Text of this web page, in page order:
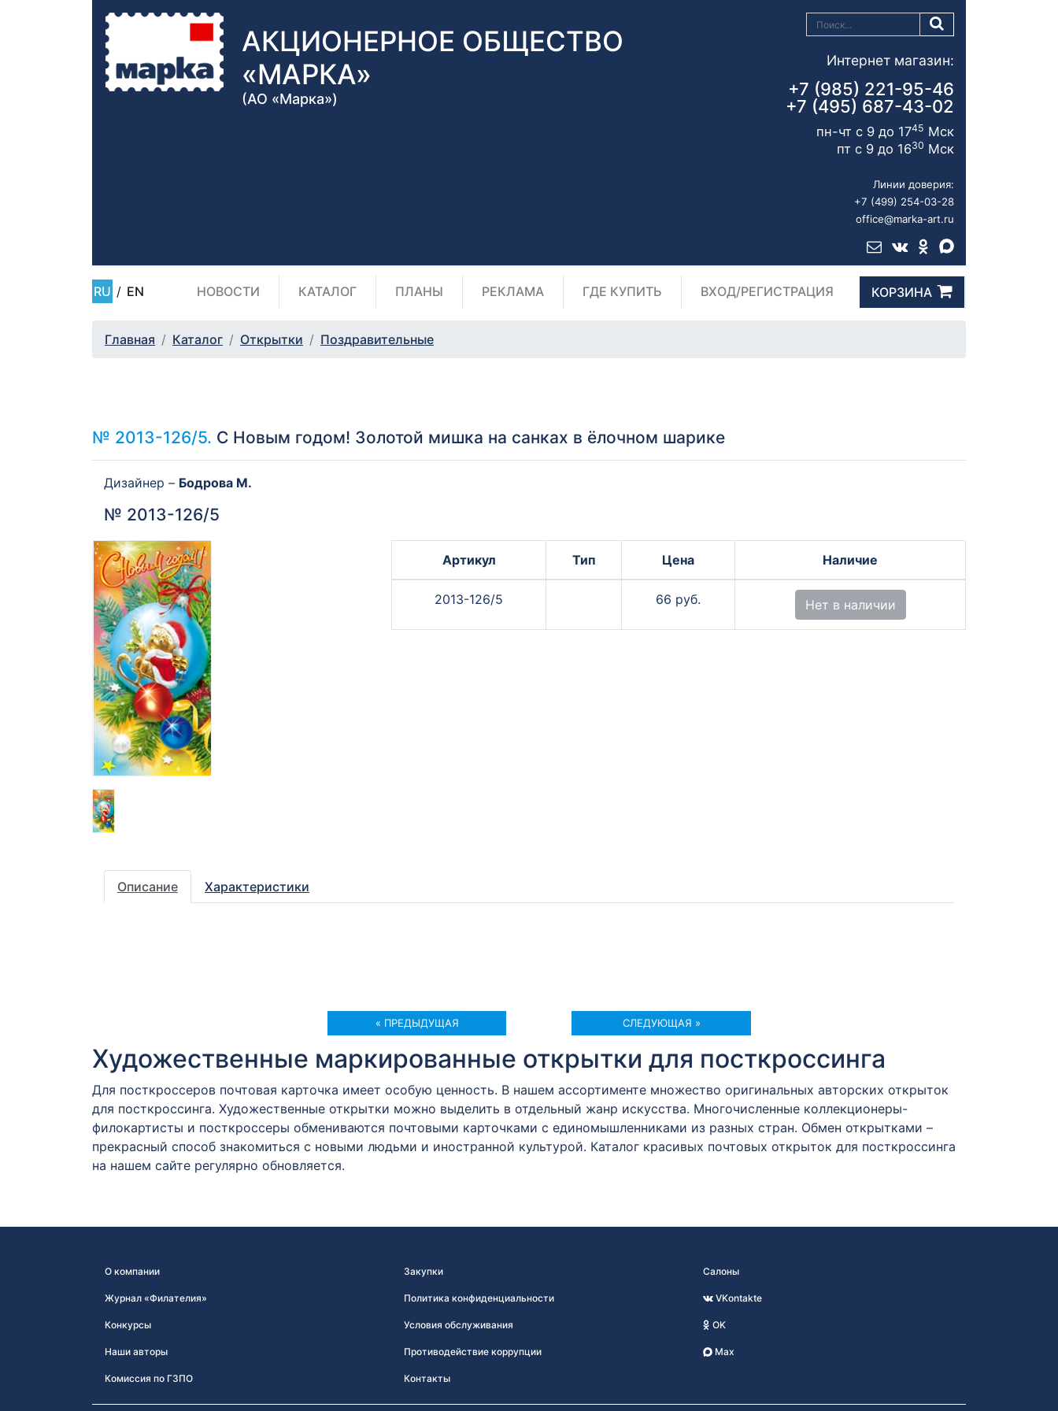
АКЦИОНЕРНОЕ ОБЩЕСТВО
«МАРКА»
(АО «Марка»)
Интернет магазин:
+7 (985) 221-95-46
+7 (495) 687-43-02
пн-чт с 9 до 1745 Мск
пт с 9 до 1630 Мск
Линии доверия:
+7 (499) 254-03-28
office@marka-art.ru
RU / EN НОВОСТИ КАТАЛОГ ПЛАНЫ РЕКЛАМА ГДЕ КУПИТЬ ВХОД/РЕГИСТРАЦИЯ КОРЗИНА
Главная Каталог Открытки Поздравительные
№ 2013-126/5. С Новым годом! Золотой мишка на санках в ёлочном шарике
Дизайнер – Бодрова М.
№ 2013-126/5
Артикул Тип Цена Наличие
2013-126/5 66 руб. Нет в наличии
Описание Характеристики
« ПРЕДЫДУЩАЯ СЛЕДУЮЩАЯ »
Художественные маркированные открытки для посткроссинга
Для посткроссеров почтовая карточка имеет особую ценность. В нашем ассортименте множество оригинальных авторских открыток
для посткроссинга. Художественные открытки можно выделить в отдельный жанр искусства. Многочисленные коллекционеры-
филокартисты и посткроссеры обмениваются почтовыми карточками с единомышленниками из разных стран. Обмен открытками –
прекрасный способ знакомиться с новыми людьми и иностранной культурой. Каталог красивых почтовых открыток для посткроссинга
на нашем сайте регулярно обновляется.
О компании
Журнал «Филателия»
Конкурсы
Наши авторы
Комиссия по ГЗПО
Закупки
Политика конфиденциальности
Условия обслуживания
Противодействие коррупции
Контакты
Салоны
VKontakte
OK
Max